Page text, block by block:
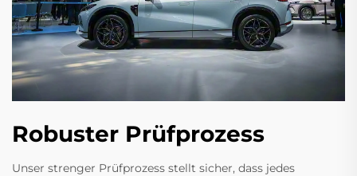
Robuster Prüfprozess
Unser strenger Prüfprozess stellt sicher, dass jedes